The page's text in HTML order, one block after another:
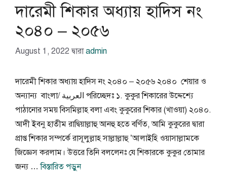
দারেমী শিকার অধ্যায় হাদিস নং
২০৪০ – ২০৫৬
August 1, 2022 দ্বারাadmin
দারেমী শিকার অধ্যায় হাদিস নং ২০৪০ – ২০৫৬ ২০৪০ শেয়ার ও
অন্যান্য বাংলা/ العربية পরিচ্ছেদঃ ১. কুকুর শিকারের উদ্দেশ্যে
পাঠানোর সময় বিসমিল্লাহ বলা এবং কুকুরের শিকার (খাওয়া) ২০৪০.
আদী ইবনু হাতীম রাদ্বিয়াল্লাহু আনহু হতে বর্ণিত, আমি কুকুরের দ্বারা
প্রাপ্ত শিকার সম্পর্কে রাসূলুল্লাহ সাল্লাল্লাহু ’আলাইহি ওয়াসাল্লামকে
জিজ্ঞেস করলাম। উত্তরে তিনি বললেনঃ যে শিকারকে কুকুর তোমার
জন্য …বিস্তারিত পড়ুন